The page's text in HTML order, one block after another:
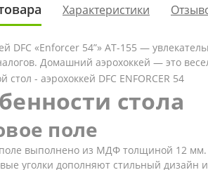
Характеристики
DFC «Enforcer 54”» AT-155 —
Домашний аэрохоккей — это
стола
поле
выполнено из МДФ толщиной 12 мм.
уголки дополняют стильный дизайн